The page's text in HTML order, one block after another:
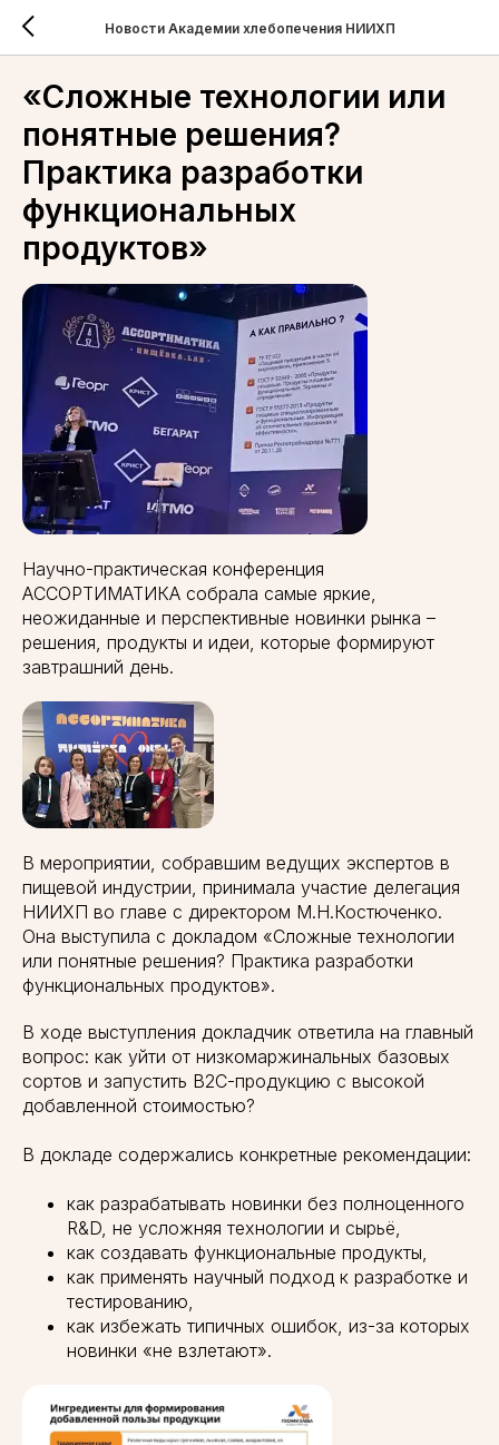
Новости Академии хлебопечения НИИХП
«Сложные технологии или
понятные решения?
Практика разработки
функциональных
продуктов»
Научно-практическая конференция
АССОРТИМАТИКА собрала самые яркие,
неожиданные и перспективные новинки рынка –
решения, продукты и идеи, которые формируют
завтрашний день.
В мероприятии, собравшим ведущих экспертов в
пищевой индустрии, принимала участие делегация
НИИХП во главе с директором М.Н.Костюченко.
Она выступила с докладом «Сложные технологии
или понятные решения? Практика разработки
функциональных продуктов».
В ходе выступления докладчик ответила на главный
вопрос: как уйти от низкомаржинальных базовых
сортов и запустить В2С-продукцию с высокой
добавленной стоимостью?
В докладе содержались конкретные рекомендации:
как разрабатывать новинки без полноценного
R&D, не усложняя технологии и сырьё,
как создавать функциональные продукты,
как применять научный подход к разработке и
тестированию,
как избежать типичных ошибок, из-за которых
новинки «не взлетают».